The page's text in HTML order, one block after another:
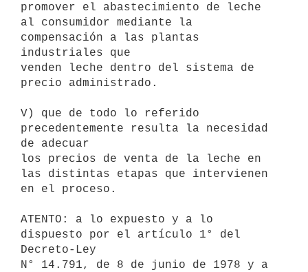
promover el abastecimiento de leche
al consumidor mediante la
compensación a las plantas
industriales que
venden leche dentro del sistema de
precio administrado.
V) que de todo lo referido
precedentemente resulta la necesidad
de adecuar
los precios de venta de la leche en
las distintas etapas que intervienen
en el proceso.
ATENTO: a lo expuesto y a lo
dispuesto por el artículo 1° del
Decreto-Ley
N° 14.791, de 8 de junio de 1978 y a